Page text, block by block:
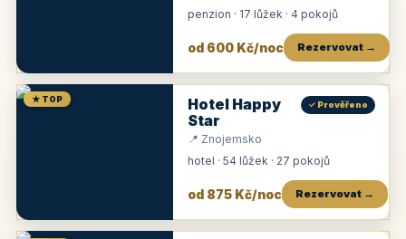
penzion · 17 lůžek · 4 pokojů
od 600 Kč/noc Rezervovat →
★ TOP
Hotel Happy
Star
✓ Prověřeno
📍 Znojemsko
hotel · 54 lůžek · 27 pokojů
od 875 Kč/noc Rezervovat →